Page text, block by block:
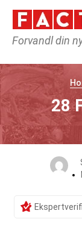
Forvandl din
28